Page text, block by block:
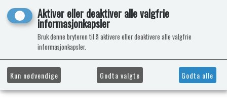
Aktiver eller deaktiver alle valgfrie
informasjonkapsler
Bruk denne bryteren til å aktivere eller deaktivere alle valgfrie
informasjonkapsler.
Kun nødvendige Godta valgte Godta alle